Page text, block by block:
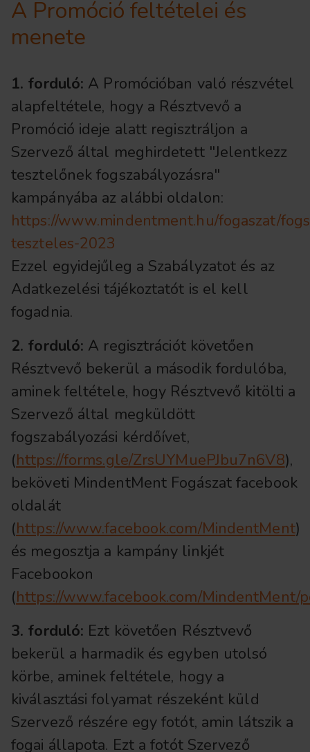
A Promóció feltételei és
menete
1. forduló: A Promócióban való részvétel
alapfeltétele, hogy a Résztvevő a
Promóció ideje alatt regisztráljon a
Szervező által meghirdetett "Jelentkezz
tesztelőnek fogszabályozásra"
kampányába az alábbi oldalon:
https://www.mindentment.hu/fogaszat/
teszteles-2023
Ezzel egyidejűleg a Szabályzatot és az
Adatkezelési tájékoztatót is el kell
fogadnia.
2. forduló: A regisztrációt követően
Résztvevő bekerül a második fordulóba,
aminek feltétele, hogy Résztvevő kitölti a
Szervező által megküldött
fogszabályozási kérdőívet,
(https://forms.gle/ZrsUYMuePJbu7n6V8),
beköveti MindentMent Fogászat facebook
oldalát
(https://www.facebook.com/MindentMent)
és megosztja a kampány linkjét
Facebookon
(https://www.facebook.com/
3. forduló: Ezt követően Résztvevő
bekerül a harmadik és egyben utolsó
körbe, aminek feltétele, hogy a
kiválasztási folyamat részeként küld
Szervező részére egy fotót, amin látszik a
fogai állapota. Ezt a fotót Szervező